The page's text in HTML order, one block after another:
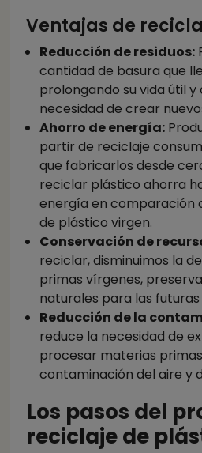
Ventajas de
Reducción de residuos:
cantidad de basura que
prolongando su vida útil y
necesidad de crear
Ahorro de energía:
partir de reciclaje
que fabricarlos desde
reciclar plástico ahorra
energía en comparación
de plástico virgen.
Conservación de
reciclar, disminuimos la
primas vírgenes,
naturales para las
Reducción de la
reduce la necesidad de
procesar materias
contaminación del aire y
Los pasos del
reciclaje de